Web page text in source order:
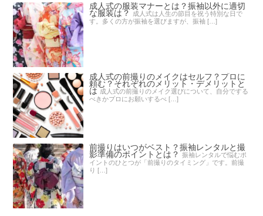
成人式の服装マナーとは？振袖以外に適切
な服装は？ 成人式は人生の節目を祝う特別な日で
す。多くの方が振袖を選びますが、振袖 […]
成人式の前撮りのメイクはセルフ？プロに
頼む？それぞれのメリット・デメリットと
は 成人式の前撮りのメイク選びについて、自分でする
べきかプロにお願いするべ […]
前撮りはいつがベスト？振袖レンタルと撮
影準備のポイントとは？ 振袖レンタルで悩むポ
イントのひとつが「前撮りのタイミング」です。前撮
り […]